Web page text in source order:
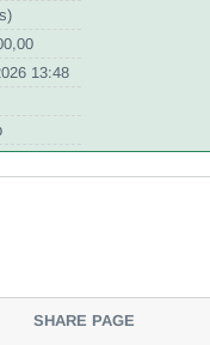
13:48
SHARE PAGE